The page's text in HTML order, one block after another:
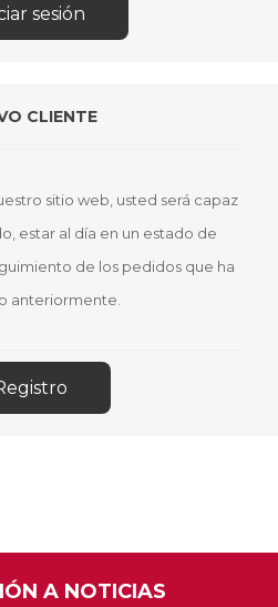
CLIENTE
sitio web, usted será capaz
estar al día en un estado de
de los pedidos que ha
anteriormente.
A NOTICIAS